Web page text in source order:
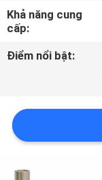
CHẤT
LƯỢNG
CHÚNG
TÔI
Khả năng cung
cấp:
Điểm nổi bật: